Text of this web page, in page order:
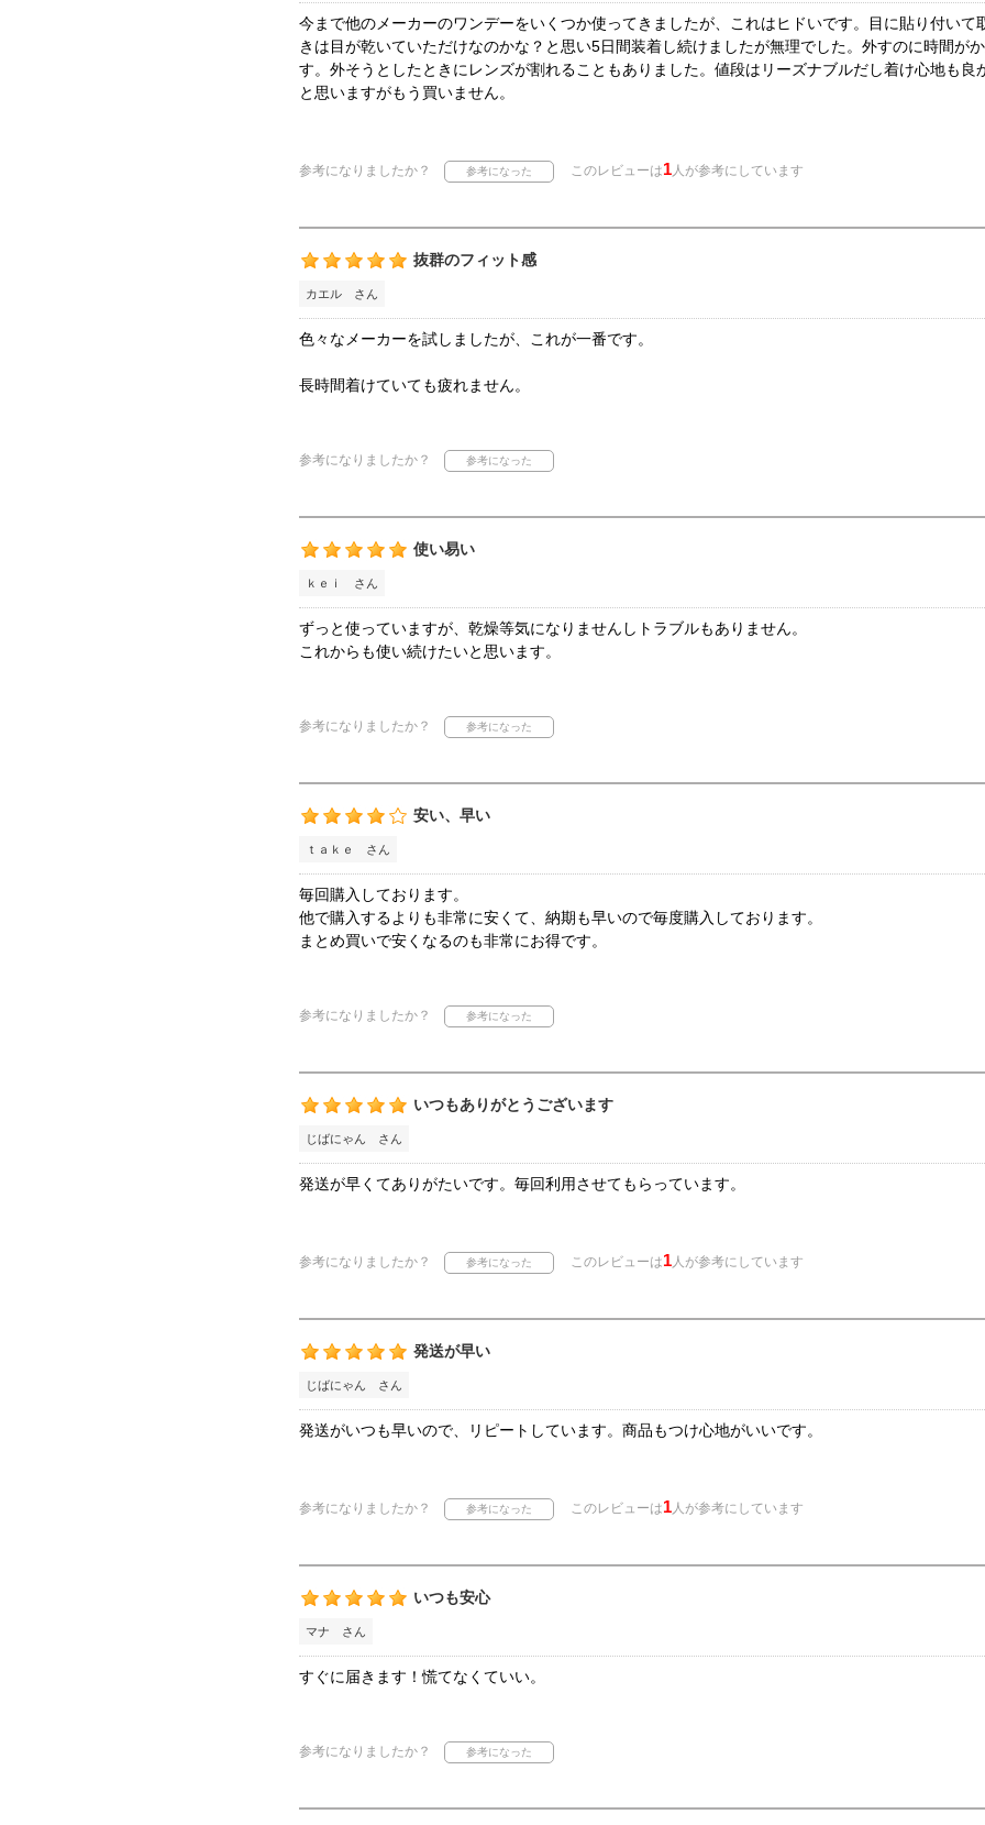
今まで他のメーカーのワンデーをいくつか使ってきましたが、これはヒドいです。目に貼り付いて
きは目が乾いていただけなのかな？と思い5日間装着し続けましたが無理でした。外すのに時間が
す。外そうとしたときにレンズが割れることもありました。値段はリーズナブルだし着け心地も良
と思いますがもう買いません。
参考になりましたか？ このレビューは1人が参考にしています
抜群のフィット感
カエル さん
色々なメーカーを試しましたが、これが一番です。
長時間着けていても疲れません。
参考になりましたか？
使い易い
ｋｅｉ さん
ずっと使っていますが、乾燥等気になりませんしトラブルもありません。
これからも使い続けたいと思います。
参考になりましたか？
安い、早い
ｔａｋｅ さん
毎回購入しております。
他で購入するよりも非常に安くて、納期も早いので毎度購入しております。
まとめ買いで安くなるのも非常にお得です。
参考になりましたか？
いつもありがとうございます
じばにゃん さん
発送が早くてありがたいです。毎回利用させてもらっています。
参考になりましたか？ このレビューは1人が参考にしています
発送が早い
じばにゃん さん
発送がいつも早いので、リピートしています。商品もつけ心地がいいです。
参考になりましたか？ このレビューは1人が参考にしています
いつも安心
マナ さん
すぐに届きます！慌てなくていい。
参考になりましたか？